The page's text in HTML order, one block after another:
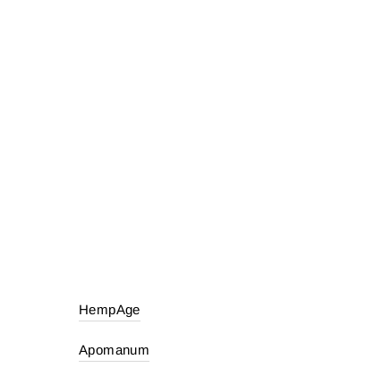
HempAge
Apomanum